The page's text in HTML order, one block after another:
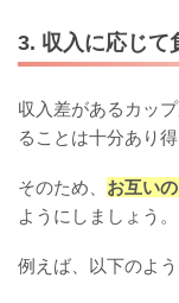
3. 収入に応じて
収入差があるカッ
ることは十分あり得
そのため、 お互い
ようにしましょう。
例えば、以下のよ